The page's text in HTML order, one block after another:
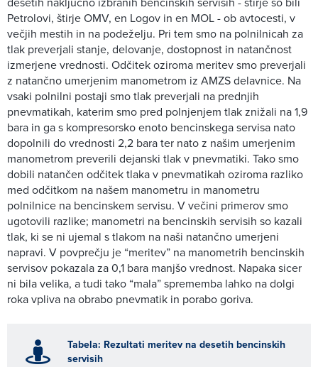
Petrolovi, štirje OMV, en Logov in en MOL - ob avtocesti, v
večjih mestih in na podeželju. Pri tem smo na polnilnicah za
tlak preverjali stanje, delovanje, dostopnost in natančnost
izmerjene vrednosti. Odčitek oziroma meritev smo preverjali
z natančno umerjenim manometrom iz AMZS delavnice. Na
vsaki polnilni postaji smo tlak preverjali na prednjih
pnevmatikah, katerim smo pred polnjenjem tlak znižali na 1,9
bara in ga s kompresorsko enoto bencinskega servisa nato
dopolnili do vrednosti 2,2 bara ter nato z našim umerjenim
manometrom preverili dejanski tlak v pnevmatiki. Tako smo
dobili natančen odčitek tlaka v pnevmatikah oziroma razliko
med odčitkom na našem manometru in manometru
polnilnice na bencinskem servisu. V večini primerov smo
ugotovili razlike; manometri na bencinskih servisih so kazali
tlak, ki se ni ujemal s tlakom na naši natančno umerjeni
napravi. V povprečju je “meritev” na manometrih bencinskih
servisov pokazala za 0,1 bara manjšo vrednost. Napaka sicer
ni bila velika, a tudi tako “mala” sprememba lahko na dolgi
roka vpliva na obrabo pnevmatik in porabo goriva.
Tabela: Rezultati meritev na desetih bencinskih
servisih